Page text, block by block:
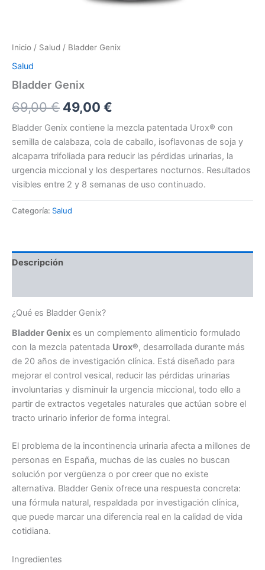
Inicio / Salud / Bladder Genix
Salud
Bladder Genix
69,00€ El
precio
original
era:
69,00 €.
49,00 €
precio
actual
es:
49,00 €.
Bladder Genix contiene la mezcla patentada Urox® con
semilla de calabaza, cola de caballo, isoflavonas de soja y
alcaparra trifoliada para reducir las pérdidas urinarias, la
urgencia miccional y los despertares nocturnos. Resultados
visibles entre 2 y 8 semanas de uso continuado.
Categoría: Salud
Descripción
¿Qué es Bladder Genix?
Bladder Genix es un complemento alimenticio formulado
con la mezcla patentada Urox®, desarrollada durante más
de 20 años de investigación clínica. Está diseñado para
mejorar el control vesical, reducir las pérdidas urinarias
involuntarias y disminuir la urgencia miccional, todo ello a
partir de extractos vegetales naturales que actúan sobre el
tracto urinario inferior de forma integral.
El problema de la incontinencia urinaria afecta a millones de
personas en España, muchas de las cuales no buscan
solución por vergüenza o por creer que no existe
alternativa. Bladder Genix ofrece una respuesta concreta:
una fórmula natural, respaldada por investigación clínica,
que puede marcar una diferencia real en la calidad de vida
cotidiana.
Ingredientes